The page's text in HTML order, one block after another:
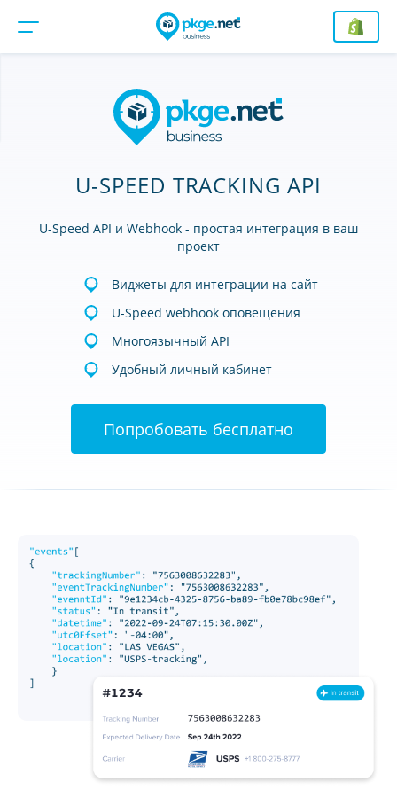
U-SPEED TRACKING API
U-Speed API и Webhook - простая интеграция в ваш
проект
Виджеты для интеграции на сайт
U-Speed webhook оповещения
Многоязычный API
Удобный личный кабинет
Попробовать бесплатно